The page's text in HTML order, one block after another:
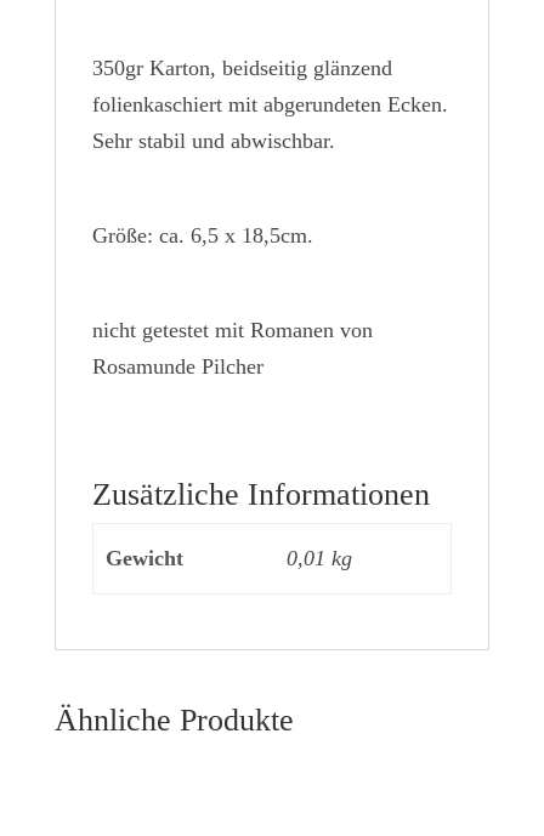
350gr Karton, beidseitig glänzend
folienkaschiert mit abgerundeten Ecken.
Sehr stabil und abwischbar.
Größe: ca. 6,5 x 18,5cm.
nicht getestet mit Romanen von
Rosamunde Pilcher
Zusätzliche Informationen
Gewicht 0,01 kg
Ähnliche Produkte